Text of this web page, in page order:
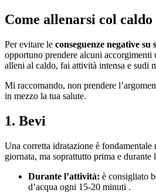
Come allenarsi col
Per evitare le conseguenze negative su
opportuno prendere alcuni accorgimenti
alleni al caldo, fai attività intensa e sudi
Mi raccomando, non prendere
in mezzo la tua salute.
1. Bevi
Una corretta idratazione è fondamentale
giornata, ma soprattutto prima e durante
Durante l’attività: è consigliato
d’acqua ogni 15-20 minuti .